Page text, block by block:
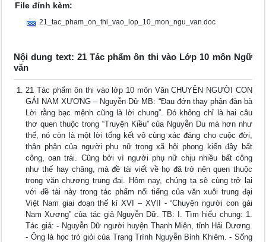
File đính kèm:
21_tac_pham_on_thi_vao_lop_10_mon_ngu_van.doc
Nội dung text: 21 Tác phẩm ôn thi vào Lớp 10 môn Ngữ
văn
21 Tác phẩm ôn thi vào lớp 10 môn Văn CHUYỆN NGƯỜI CON
GÁI NAM XƯƠNG – Nguyễn Dữ MB: “Đau đớn thay phận đàn bà
Lời rằng bạc mệnh cũng là lời chung”. Đó không chỉ là hai câu
thơ quen thuộc trong “Truyện Kiều” của Nguyễn Du mà hơn như
thế, nó còn là một lời tổng kết vô cùng xác đáng cho cuộc đời,
thân phận của người phụ nữ trong xã hội phong kiến đầy bất
công, oan trái. Cũng bởi vì người phụ nữ chịu nhiều bất công
như thế hay chăng, mà đề tài viết về họ đã trở nên quen thuộc
trong văn chương trung đại. Hôm nay, chúng ta sẽ cùng trở lại
với đề tài này trong tác phẩm nổi tiếng của văn xuôi trung đại
Việt Nam giai đoạn thế kỉ XVI – XVII - “Chuyện người con gái
Nam Xương” của tác giả Nguyễn Dữ. TB: I. Tìm hiểu chung: 1.
Tác giả: - Nguyễn Dữ người huyện Thanh Miện, tỉnh Hải Dương.
- Ông là học trò giỏi của Trạng Trình Nguyễn Bỉnh Khiêm. - Sống